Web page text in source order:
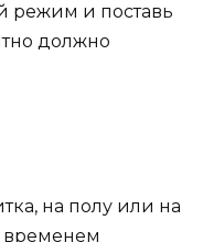
режим и поставь
должно
на полу или на
временем